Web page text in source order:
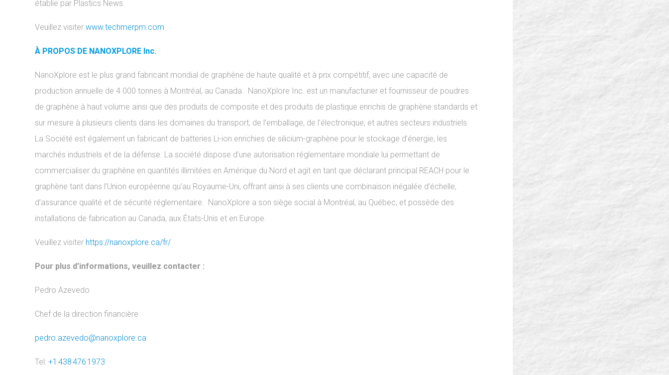
établie par Plastics News.
Veuillez visiter www.techmerpm.com
À PROPOS DE NANOXPLORE Inc.
NanoXplore est le plus grand fabricant mondial de graphène de haute qualité et à prix compétitif, avec une capacité de
production annuelle de 4 000 tonnes à Montréal, au Canada. NanoXplore Inc. est un manufacturier et fournisseur de poudres
de graphène à haut volume ainsi que des produits de composite et des produits de plastique enrichis de graphène standards et
sur mesure à plusieurs clients dans les domaines du transport, de l’emballage, de l’électronique, et autres secteurs industriels.
La Société est également un fabricant de batteries Li-ion enrichies de silicium-graphène pour le stockage d’énergie, les
marchés industriels et de la défense. La société dispose d’une autorisation réglementaire mondiale lui permettant de
commercialiser du graphène en quantités illimitées en Amérique du Nord et agit en tant que déclarant principal REACH pour le
graphène tant dans l’Union européenne qu’au Royaume-Uni, offrant ainsi à ses clients une combinaison inégalée d’échelle,
d’assurance qualité et de sécurité réglementaire. NanoXplore a son siège social à Montréal, au Québec, et possède des
installations de fabrication au Canada, aux États-Unis et en Europe.
Veuillez visiter https://nanoxplore.ca/fr/
Pour plus d’informations, veuillez contacter :
Pedro Azevedo
Chef de la direction financière
pedro.azevedo@nanoxplore.ca
Tel: +1 438 476 1973